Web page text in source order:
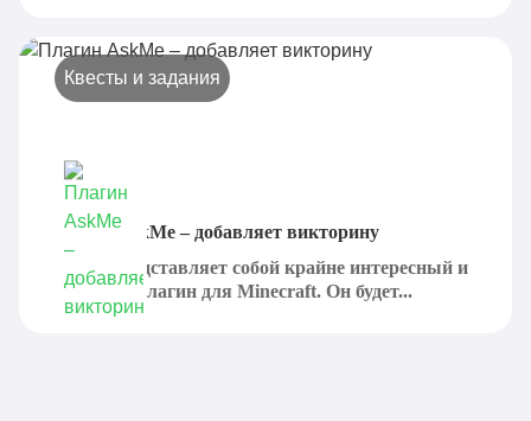
Квесты и задания
Плагин AskMe – добавляет викторину
AskMe представляет собой крайне интересный и
полезный плагин для Minecraft. Он будет...